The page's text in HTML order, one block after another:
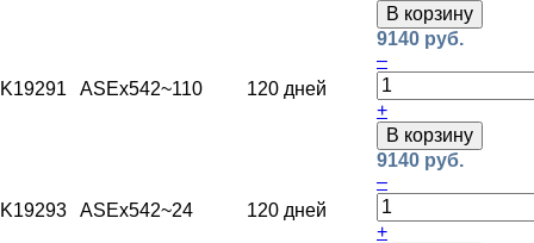
В корзину
K19291 ASEx542~110 120 дней
9140 руб.
–
+
В корзину
K19293 ASEx542~24 120 дней
9140 руб.
–
+